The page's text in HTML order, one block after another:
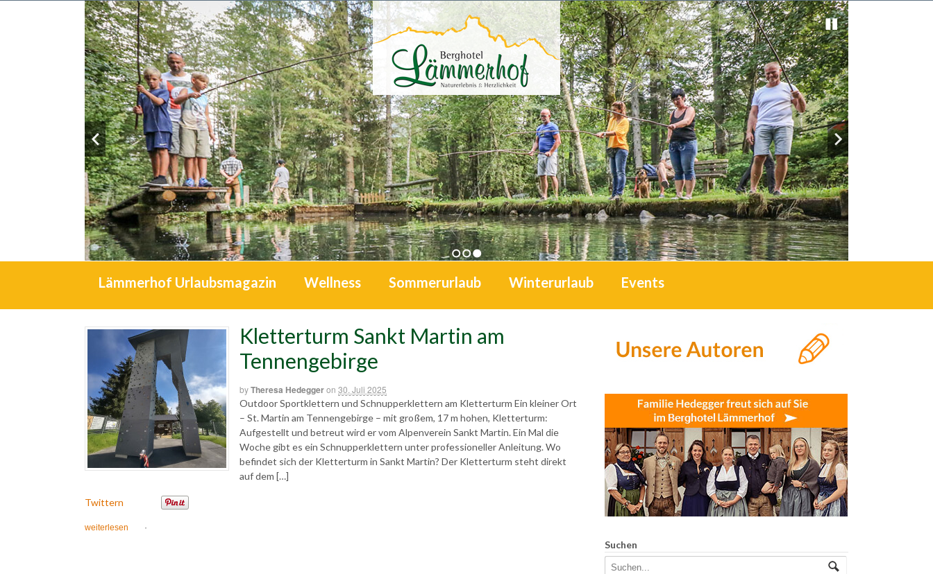
1 2 3
Lämmerhof Urlaubsmagazin Wellness Sommerurlaub Winterurlaub Events
Kletterturm Sankt Martin am
Tennengebirge
byTheresa Hedeggeron 30. Juli 2025
Outdoor Sportklettern und Schnupperklettern am Kletterturm Ein kleiner Ort
– St. Martin am Tennengebirge – mit großem, 17 m hohen, Kletterturm:
Aufgestellt und betreut wird er vom Alpenverein Sankt Martin. Ein Mal die
Woche gibt es ein Schnupperklettern unter professioneller Anleitung. Wo
befindet sich der Kletterturm in Sankt Martin? Der Kletterturm steht direkt
auf dem […]
Twittern
weiterlesen ·
Suchen